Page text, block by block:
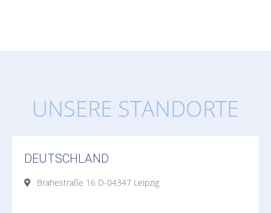
UNSERE STANDORTE
DEUTSCHLAND
Brahestraße 16 D-04347 Leipzig